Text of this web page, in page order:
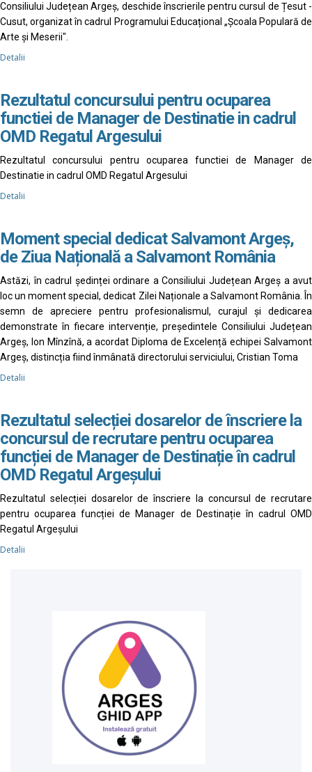
Consiliului Județean Argeș, deschide înscrierile pentru cursul de Țesut -
Cusut, organizat în cadrul Programului Educațional „Școala Populară de
Arte și Meserii".
Detalii
Rezultatul concursului pentru ocuparea
functiei de Manager de Destinatie in cadrul
OMD Regatul Argesului
Rezultatul concursului pentru ocuparea functiei de Manager de
Destinatie in cadrul OMD Regatul Argesului
Detalii
Moment special dedicat Salvamont Argeș,
de Ziua Națională a Salvamont România
Astăzi, în cadrul ședinței ordinare a Consiliului Județean Argeș a avut
loc un moment special, dedicat Zilei Naționale a Salvamont România. În
semn de apreciere pentru profesionalismul, curajul și dedicarea
demonstrate în fiecare intervenție, președintele Consiliului Județean
Argeș, Ion Mînzînă, a acordat Diploma de Excelență echipei Salvamont
Argeș, distincția fiind înmânată directorului serviciului, Cristian Toma
Detalii
Rezultatul selecției dosarelor de înscriere la
concursul de recrutare pentru ocuparea
funcției de Manager de Destinație în cadrul
OMD Regatul Argeșului
Rezultatul selecției dosarelor de înscriere la concursul de recrutare
pentru ocuparea funcției de Manager de Destinație în cadrul OMD
Regatul Argeșului
Detalii